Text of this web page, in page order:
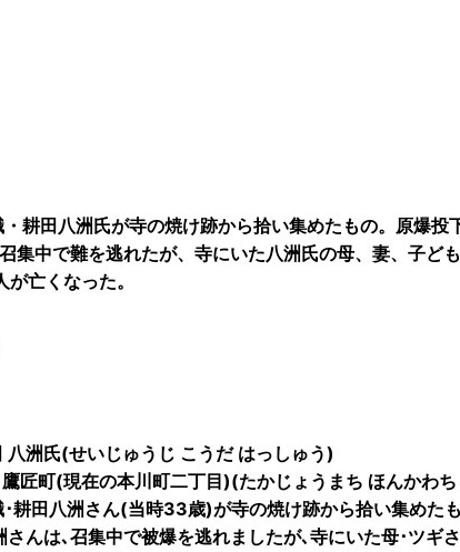
耕田八洲氏が寺の焼け跡から拾い集めたもの。原爆投
集中で難を逃れたが、寺にいた八洲氏の母、妻、子ども
亡くなった。
八洲氏(せいじゅうじ こうだ はっしゅう)
匠町(現在の本川町二丁目)(たかじょうまち ほんかわち
耕田八洲さん(当時33歳)が寺の焼け跡から拾い集めた
さんは､召集中で被爆を逃れましたが､寺にいた母･ツギ